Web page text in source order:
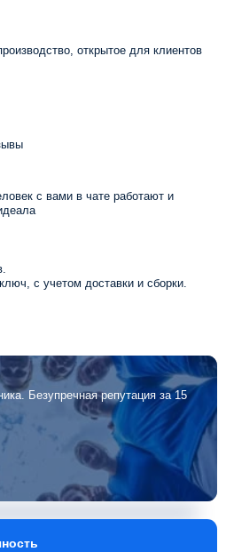
открытое для клиентов
с вами в чате работают и
с учетом доставки и сборки.
Безупречная репутация за 15